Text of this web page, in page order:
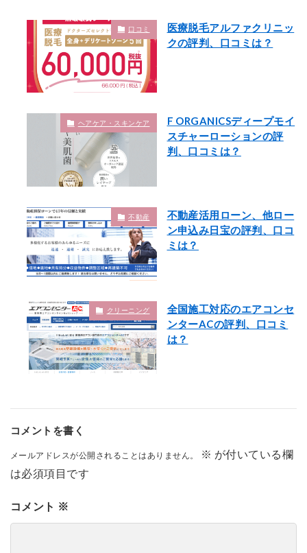
口コミ
医療脱毛アルファクリニッ
クの評判、口コミは？
ヘアケア・スキンケア
F ORGANICSディープモイ
スチャーローションの評
判、口コミは？
不動産
不動産活用ローン、他ロー
ン申込み日宝の評判、口コ
ミは？
クリーニング
全国施工対応のエアコンセ
ンターACの評判、口コミ
は？
コメントを書く
メールアドレスが公開されることはありません。 ※ が付いている欄
は必須項目です
コメント ※